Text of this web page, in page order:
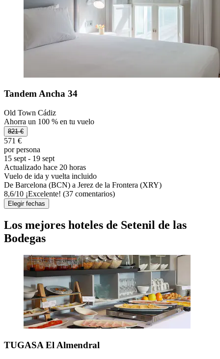
Tandem Ancha 34
Old Town Cádiz
Ahorra un 100 % en tu vuelo
821 €
571 €
por persona
15 sept - 19 sept
Actualizado hace 20 horas
Vuelo de ida y vuelta incluido
De Barcelona (BCN) a Jerez de la Frontera (XRY)
8,6/10 ¡Excelente! (37 comentarios)
Elegir fechas
Los mejores hoteles de Setenil de las
Bodegas
TUGASA El Almendral